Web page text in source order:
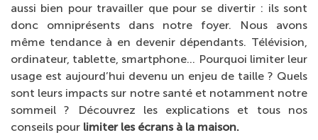
aussi bien pour travailler que pour se divertir : ils sont
donc omniprésents dans notre foyer. Nous avons
même tendance à en devenir dépendants. Télévision,
ordinateur, tablette, smartphone… Pourquoi limiter leur
usage est aujourd’hui devenu un enjeu de taille ? Quels
sont leurs impacts sur notre santé et notamment notre
sommeil ? Découvrez les explications et tous nos
conseils pour limiter les écrans à la maison.